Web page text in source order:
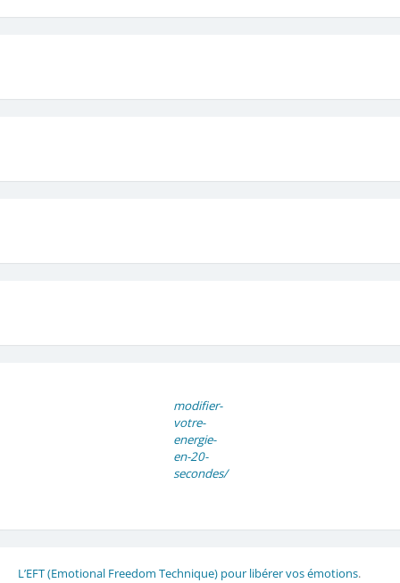
modifier-
votre-
energie-
en-20-
secondes/
L’EFT (Emotional Freedom Technique) pour libérer vos émotions.